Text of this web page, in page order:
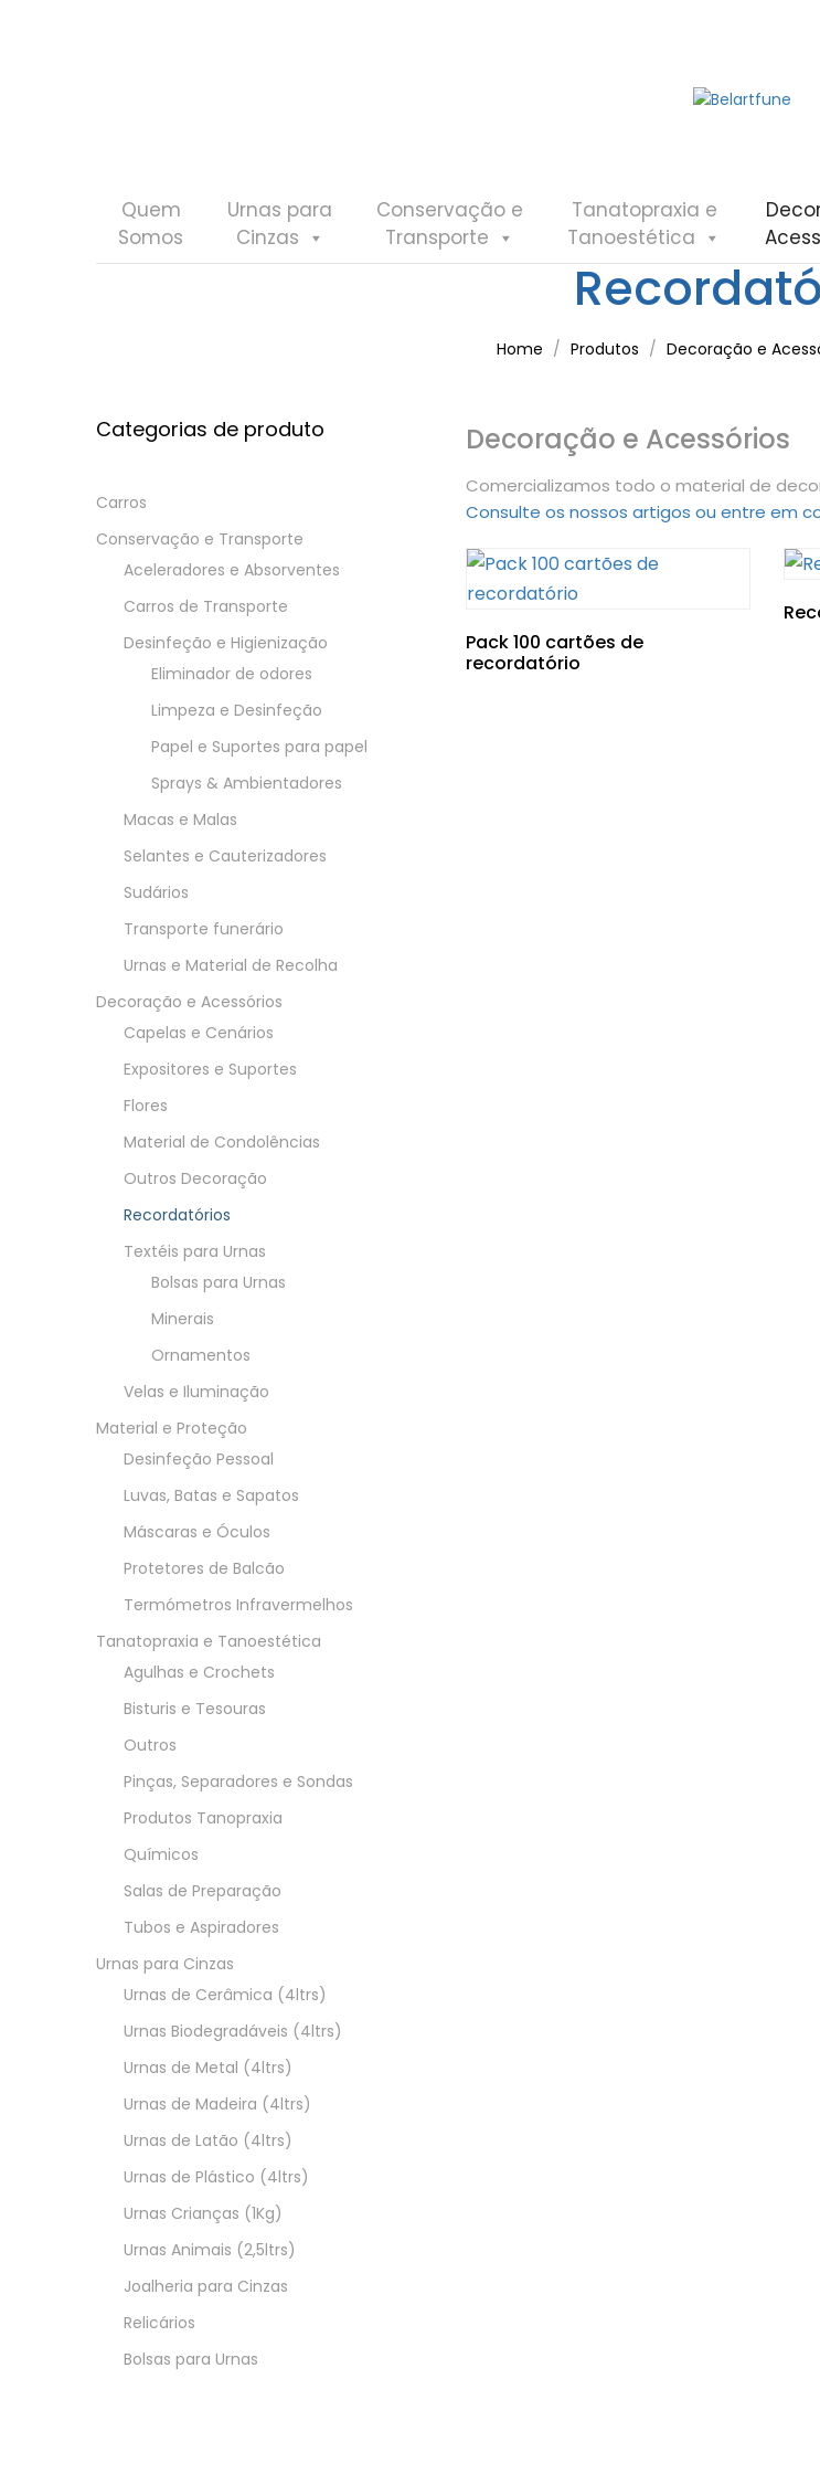
Quem
Somos
Urnas para
Cinzas
Conservação e
Transporte
Tanatopraxia e
Tanoestética
Home Produtos Decoração e
Decoração e Acessórios
Comercializamos todo o material de
Consulte os nossos artigos ou entre em
Pack 100 cartões de
recordatório
Categorias de produto
Carros
Conservação e Transporte
Aceleradores e Absorventes
Carros de Transporte
Desinfeção e Higienização
Eliminador de odores
Limpeza e Desinfeção
Papel e Suportes para papel
Sprays & Ambientadores
Macas e Malas
Selantes e Cauterizadores
Sudários
Transporte funerário
Urnas e Material de Recolha
Decoração e Acessórios
Capelas e Cenários
Expositores e Suportes
Flores
Material de Condolências
Outros Decoração
Recordatórios
Textéis para Urnas
Bolsas para Urnas
Minerais
Ornamentos
Velas e Iluminação
Material e Proteção
Desinfeção Pessoal
Luvas, Batas e Sapatos
Máscaras e Óculos
Protetores de Balcão
Termómetros Infravermelhos
Tanatopraxia e Tanoestética
Agulhas e Crochets
Bisturis e Tesouras
Outros
Pinças, Separadores e Sondas
Produtos Tanopraxia
Químicos
Salas de Preparação
Tubos e Aspiradores
Urnas para Cinzas
Urnas de Cerâmica (4ltrs)
Urnas Biodegradáveis (4ltrs)
Urnas de Metal (4ltrs)
Urnas de Madeira (4ltrs)
Urnas de Latão (4ltrs)
Urnas de Plástico (4ltrs)
Urnas Crianças (1Kg)
Urnas Animais (2,5ltrs)
Joalheria para Cinzas
Relicários
Bolsas para Urnas